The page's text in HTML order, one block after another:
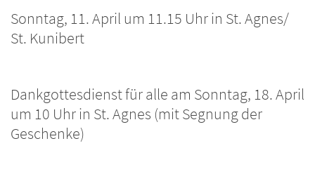
Sonntag, 11. April um 11.15 Uhr in St. Agnes/
St. Kunibert
Dankgottesdienst für alle am Sonntag, 18. April
um 10 Uhr in St. Agnes (mit Segnung der
Geschenke)